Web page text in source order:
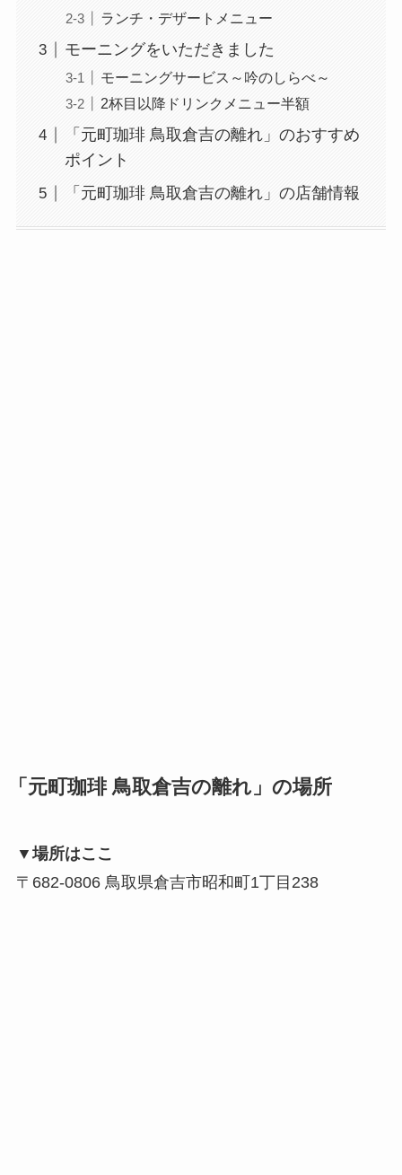
ランチ・デザートメニュー
モーニングをいただきました
モーニングサービス～吟のしらべ～
2杯目以降ドリンクメニュー半額
「元町珈琲 鳥取倉吉の離れ」のおすすめ
ポイント
「元町珈琲 鳥取倉吉の離れ」の店舗情報
「元町珈琲 鳥取倉吉の離れ」の場所
▼場所はここ
〒682-0806 鳥取県倉吉市昭和町1丁目238